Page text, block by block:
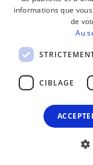
informations que
de
Au
CIBLAGE